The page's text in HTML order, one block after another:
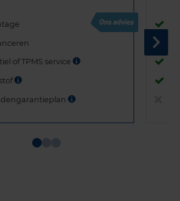
of TPMS service